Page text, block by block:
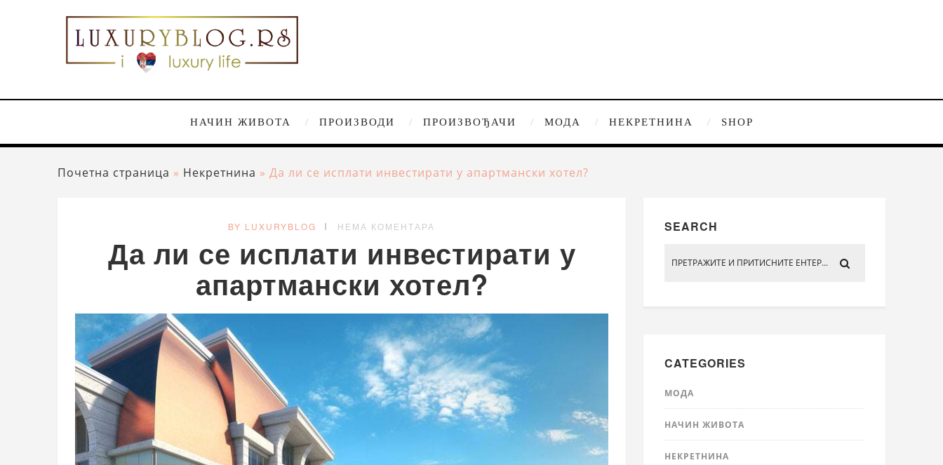
НАЧИН ЖИВОТА ПРОИЗВОДИ ПРОИЗВОЂАЧИ МОДА НЕКРЕТНИНА SHOP
Почетна страница » Некретнина » Да ли се исплати инвестирати у апартмански хотел?
BY LUXURYBLOG НЕМА КОМЕНТАРА
Да ли се исплати инвестирати у
апартмански хотел?
SEARCH
CATEGORIES
МОДА
НАЧИН ЖИВОТА
НЕКРЕТНИНА